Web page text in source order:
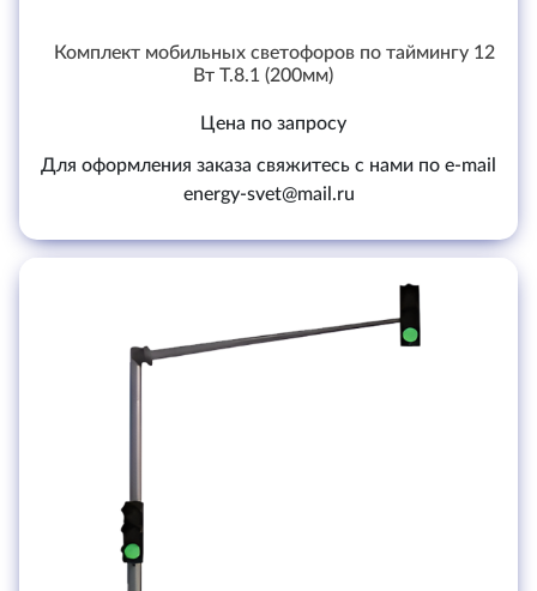
Комплект мобильных светофоров по таймингу 12
Вт Т.8.1 (200мм)
Цена по запросу
Для оформления заказа свяжитесь с нами по e-mail
energy-svet@mail.ru